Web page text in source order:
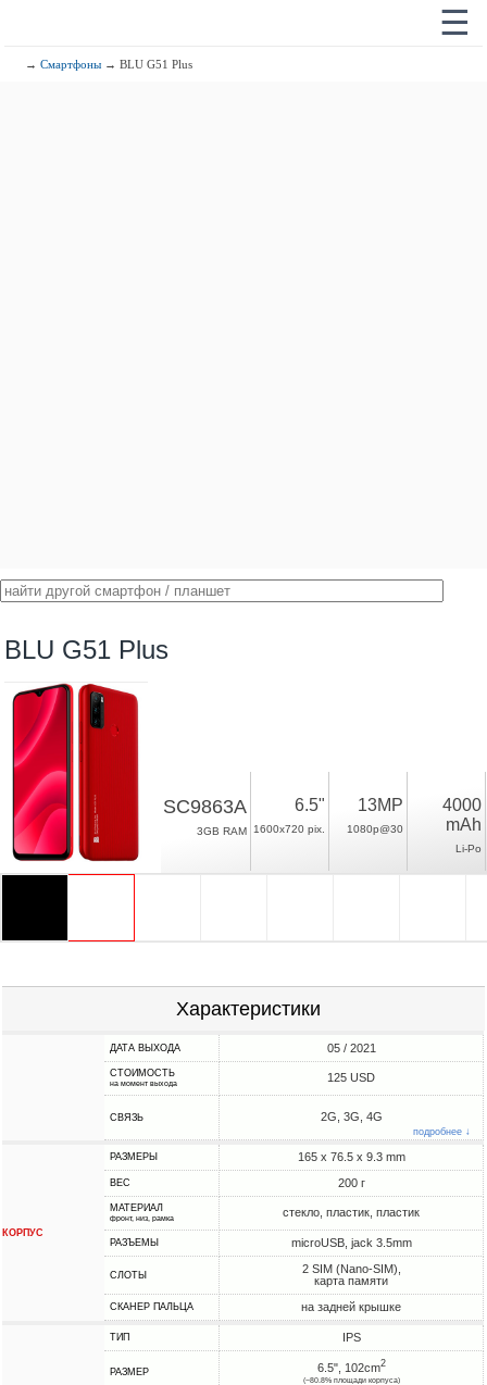
☰
→Смартфоны → BLU G51 Plus
BLU G51 Plus
SC9863A
3GB RAM
6.5"
1600x720 pix.
13MP
1080p@30
4000
mAh
Li-Po
Характеристики
ДАТА ВЫХОДА 05 / 2021
СТОИМОСТЬ
на момент выхода 125 USD
СВЯЗЬ 2G, 3G, 4G
подробнее ↓
КОРПУС
РАЗМЕРЫ 165 x 76.5 x 9.3 mm
ВЕС 200 г
МАТЕРИАЛ
фронт, низ, рамка стекло, пластик, пластик
РАЗЪЕМЫ microUSB, jack 3.5mm
СЛОТЫ
2 SIM (Nano-SIM),
карта памяти
СКАНЕР ПАЛЬЦА на задней крышке
ТИП IPS
РАЗМЕР 6.5", 102cm2
(~80.8% площади корпуса)